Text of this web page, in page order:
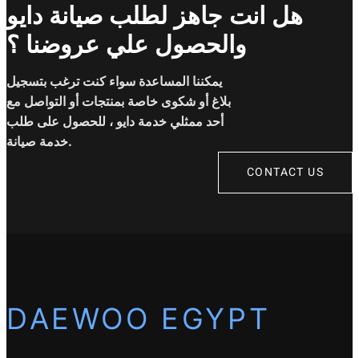
هل انت جاهز لطلب صيانة دايو
والحصول علي عروضنا ؟
يمكننا المساعدة سواء كنت ترغب بتسجيل
بلاغ أو شكوى خاصة بمنتجات أو التواصل مع
أحد ممثلي خدمة دايو ، للحصول على طلب
خدمة صيانة.
CONTACT US
DAEWOO EGYPT